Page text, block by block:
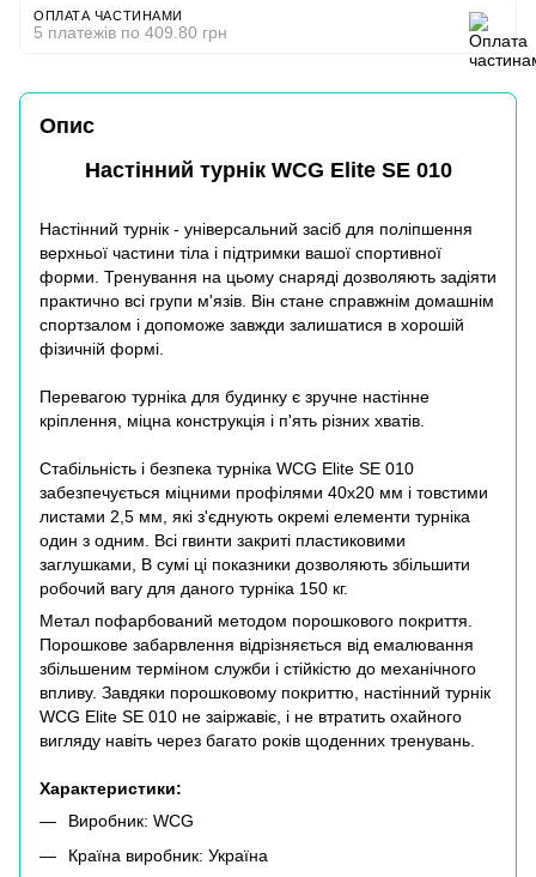
ОПЛАТА ЧАСТИНАМИ
5 платежів по 409.80 грн
Опис
Настінний турнік WCG Elite SE 010
Настінний турнік - універсальний засіб для поліпшення
верхньої частини тіла і підтримки вашої спортивної
форми. Тренування на цьому снаряді дозволяють задіяти
практично всі групи м'язів. Він стане справжнім домашнім
спортзалом і допоможе завжди залишатися в хорошій
фізичній формі.
Перевагою турніка для будинку є зручне настінне
кріплення, міцна конструкція і п'ять різних хватів.
Стабільність і безпека турніка WCG Elite SE 010
забезпечується міцними профілями 40x20 мм і товстими
листами 2,5 мм, які з'єднують окремі елементи турніка
один з одним. Всі гвинти закриті пластиковими
заглушками, В сумі ці показники дозволяють збільшити
робочий вагу для даного турніка 150 кг.
Метал пофарбований методом порошкового покриття.
Порошкове забарвлення відрізняється від емалювання
збільшеним терміном служби і стійкістю до механічного
впливу. Завдяки порошковому покриттю, настінний турнік
WCG Elite SE 010 не заіржавіє, і не втратить охайного
вигляду навіть через багато років щоденних тренувань.
Характеристики:
Виробник: WCG
Країна виробник: Україна